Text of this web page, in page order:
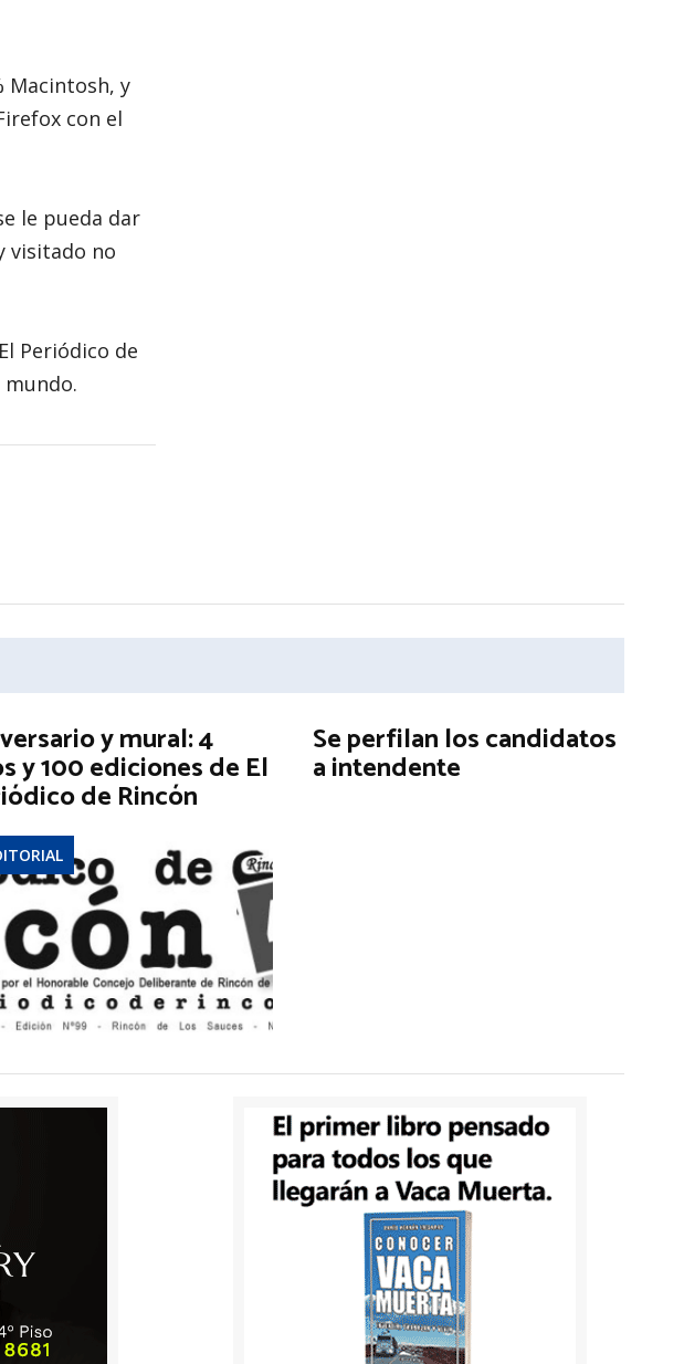
Macintosh, y
con el
le pueda dar
visitado no
Periódico de
y mural: 4
y 100 ediciones de El
de Rincón
Se perfilan los candidatos
a intendente